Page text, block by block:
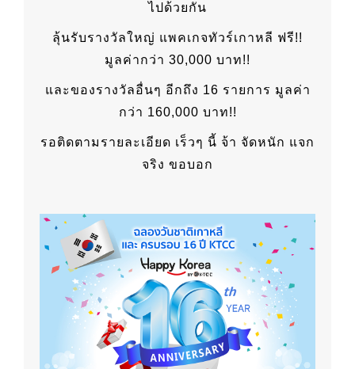
ไปด้วยกัน
ลุ้นรับรางวัลใหญ่ แพคเกจทัวร์เกาหลี ฟรี!!
มูลค่ากว่า 30,000 บาท!!
และของรางวัลอื่นๆ อีกถึง 16 รายการ มูลค่า
กว่า 160,000 บาท!!
รอติดตามรายละเอียด เร็วๆ นี้ จ้า จัดหนัก แจก
จริง ขอบอก